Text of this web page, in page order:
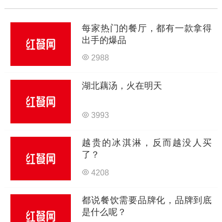
每家热门的餐厅，都有一款拿得
出手的爆品
2988
湖北藕汤，火在明天
3993
越贵的冰淇淋，反而越没人买
了？
4208
都说餐饮需要品牌化，品牌到底
是什么呢？